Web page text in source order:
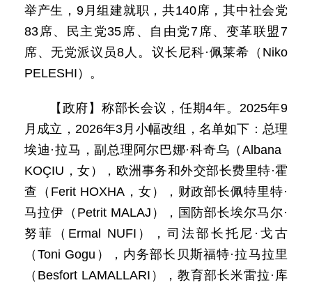
举产生，9月组建就职，共140席，其中社会党
83席、民主党35席、自由党7席、变革联盟7
席、无党派议员8人。议长尼科·佩莱希（Niko
PELESHI）。
【政府】称部长会议，任期4年。2025年9
月成立，2026年3月小幅改组，名单如下：总理
埃迪·拉马，副总理阿尔巴娜·科奇乌（Albana
KOÇIU，女），欧洲事务和外交部长费里特·霍
查（Ferit HOXHA，女），财政部长佩特里特·
马拉伊（Petrit MALAJ），国防部长埃尔马尔·
努菲（Ermal NUFI），司法部长托尼·戈古
（Toni Gogu），内务部长贝斯福特·拉马拉里
（Besfort LAMALLARI），教育部长米雷拉·库